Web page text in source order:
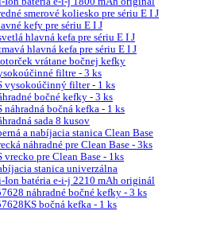
smerové koliesko pre sériu E I J
kefy pre sériu E I J
hlavná kefa pre sériu E I J
hlavná kefa pre sériu E I J
vrátane bočnej kefky
filtre - 3 ks
vysokoúčinný filter - 1 ks
bočné kefky - 3 ks
bočná kefka - 1 ks
sada 8 kusov
a nabíjacia stanica Clean Base
náhradné pre Clean Base - 3ks
pre Clean Base - 1ks
stanica univerzálna
batéria e-i-j 2210 mAh originál
náhradné bočné kefky - 3 ks
bočná kefka - 1 ks